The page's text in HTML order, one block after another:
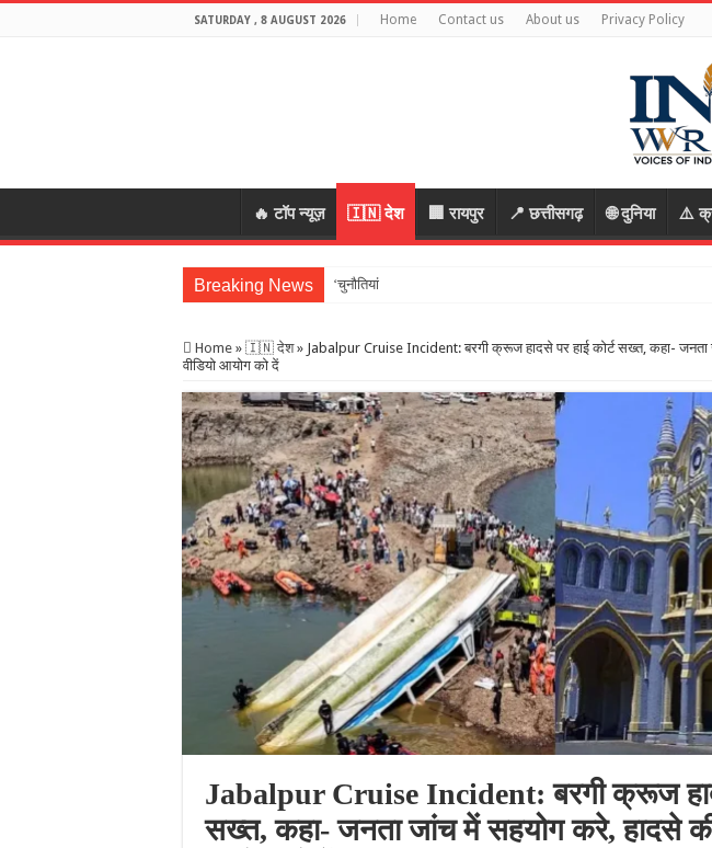
SATURDAY , 8 AUGUST 2026 Home Contact us About us Privacy Policy
🔥 टॉप न्यूज़ 🇮🇳 देश 🏢 रायपुर 📍 छत्तीसगढ़ 🌐 दुनिया ⚠️
Breaking News ‘चुनौतियां आती हैं तो मौके भी…’,
Home » 🇮🇳 देश » Jabalpur Cruise Incident: बरगी क्रूज हादसे पर हाई कोर्ट सख्त, कहा- जनता
वीडियो आयोग को दें
Jabalpur Cruise Incident: बरगी क्रूज
सख्त, कहा- जनता जांच में सहयोग करे, हादसे की